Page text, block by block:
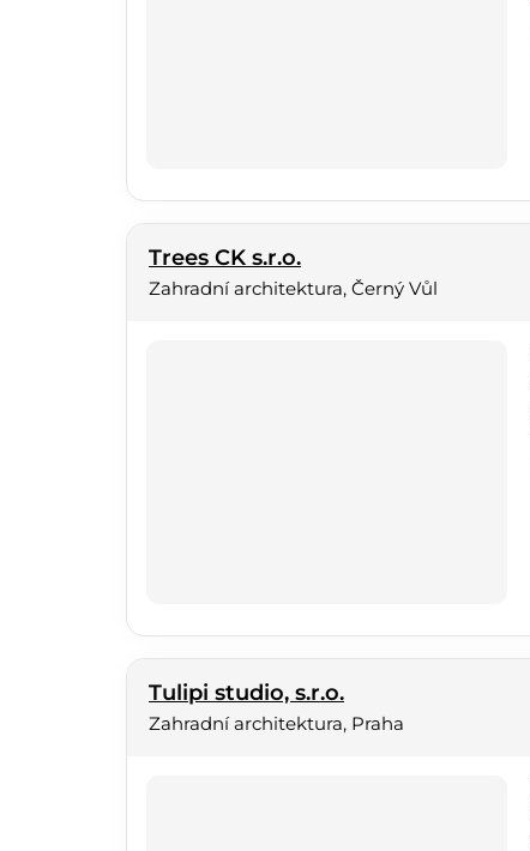
Trees CK s.r.o.
Zahradní architektura, Černý Vůl
Tulipi studio, s.r.o.
Zahradní architektura, Praha